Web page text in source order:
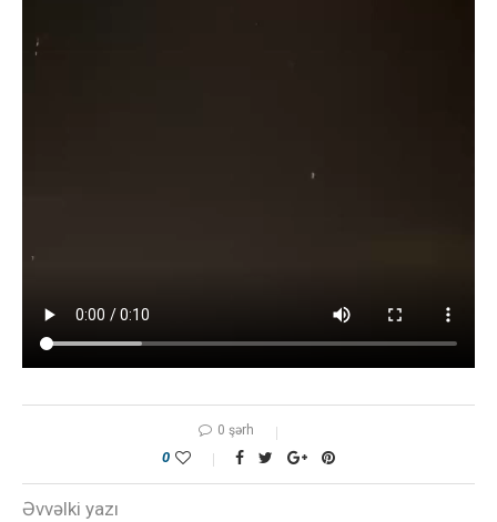
0 şərh
0
Əvvəlki yazı